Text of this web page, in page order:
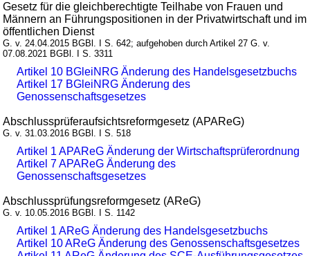
Gesetz für die gleichberechtigte Teilhabe von Frauen und
Männern an Führungspositionen in der Privatwirtschaft und im
öffentlichen Dienst
G. v. 24.04.2015 BGBl. I S. 642; aufgehoben durch Artikel 27 G. v.
07.08.2021 BGBl. I S. 3311
Artikel 10 BGleiNRG Änderung des Handelsgesetzbuchs
Artikel 17 BGleiNRG Änderung des
Genossenschaftsgesetzes
Abschlussprüferaufsichtsreformgesetz (APAReG)
G. v. 31.03.2016 BGBl. I S. 518
Artikel 1 APAReG Änderung der Wirtschaftsprüferordnung
Artikel 7 APAReG Änderung des
Genossenschaftsgesetzes
Abschlussprüfungsreformgesetz (AReG)
G. v. 10.05.2016 BGBl. I S. 1142
Artikel 1 AReG Änderung des Handelsgesetzbuchs
Artikel 10 AReG Änderung des Genossenschaftsgesetzes